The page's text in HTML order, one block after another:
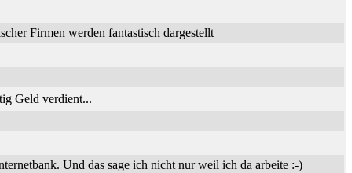
Firmen werden fantastisch dargestellt
Geld verdient...
Und das sage ich nicht nur weil ich da arbeite :-)